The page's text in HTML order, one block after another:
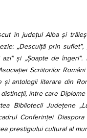
în județul Alba și
„Desculță prin suflet”,
și „Șoapte de
Scriitorilor
antologii literare din
între care
Bibliotecii Județene
Conferinței
prestigiului cultural al